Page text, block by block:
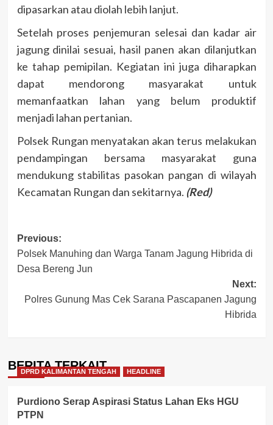
dipasarkan atau diolah lebih lanjut.
Setelah proses penjemuran selesai dan kadar air
jagung dinilai sesuai, hasil panen akan dilanjutkan
ke tahap pemipilan. Kegiatan ini juga diharapkan
dapat mendorong masyarakat untuk
memanfaatkan lahan yang belum produktif
menjadi lahan pertanian.
Polsek Rungan menyatakan akan terus melakukan
pendampingan bersama masyarakat guna
mendukung stabilitas pasokan pangan di wilayah
Kecamatan Rungan dan sekitarnya. (Red)
Post
navigation
Previous:
Polsek Manuhing dan Warga Tanam Jagung Hibrida di
Desa Bereng Jun
Next:
Polres Gunung Mas Cek Sarana Pascapanen Jagung
Hibrida
BERITA TERKAIT
DPRD KALIMANTAN TENGAH HEADLINE
Purdiono Serap Aspirasi Status Lahan Eks HGU
PTPN